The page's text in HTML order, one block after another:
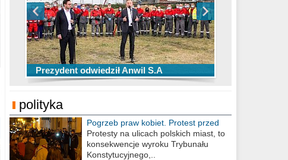
Prezydent odwiedził Anwil S.A
TOP 10 przechwytów Anwilu Włocławek
w EBL w sezonie 2019/2020
TOP 5 rzutów Anwilu Włocławek w BCL
w sezonie 2019/2020
polityka
Pogrzeb praw kobiet. Protest przed
biurem poselskim PiS
Protesty na ulicach polskich miast, to
konsekwencje wyroku Trybunału
Konstytucyjnego,..